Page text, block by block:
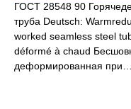
ГОСТ 28548 90
труба Deutsch:
worked seamless steel
déformé à chaud
деформированная